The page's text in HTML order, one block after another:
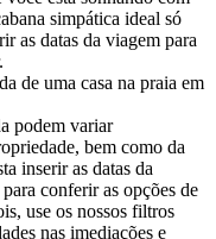
simpática ideal só
as datas da viagem para
de uma casa na praia em
podem variar
bem como da
inserir as datas da
conferir as opções de
use os nossos filtros
nas imediações e